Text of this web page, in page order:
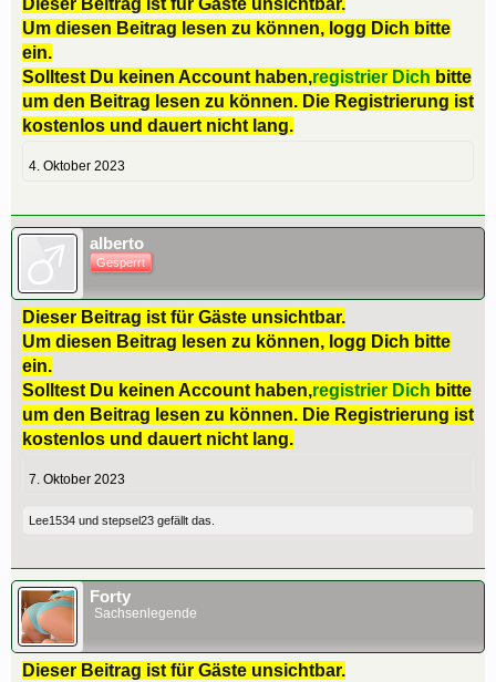
Dieser Beitrag ist für Gäste unsichtbar.
Um diesen Beitrag lesen zu können, logg Dich bitte
ein.
Solltest Du keinen Account haben,registrier Dich bitte
um den Beitrag lesen zu können. Die Registrierung ist
kostenlos und dauert nicht lang.
4. Oktober 2023
alberto
Gesperrt
Dieser Beitrag ist für Gäste unsichtbar.
Um diesen Beitrag lesen zu können, logg Dich bitte
ein.
Solltest Du keinen Account haben,registrier Dich bitte
um den Beitrag lesen zu können. Die Registrierung ist
kostenlos und dauert nicht lang.
7. Oktober 2023
Lee1534 und stepsel23 gefällt das.
Forty
Sachsenlegende
Dieser Beitrag ist für Gäste unsichtbar.